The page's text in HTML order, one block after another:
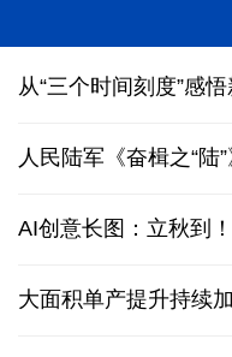
从“三个时间刻度”感
人民陆军《奋楫之“陆
AI创意长图：立秋到
大面积单产提升持续